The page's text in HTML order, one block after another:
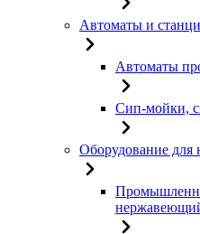
Автоматы и
Автоматы
Сип-мойки,
Оборудование для